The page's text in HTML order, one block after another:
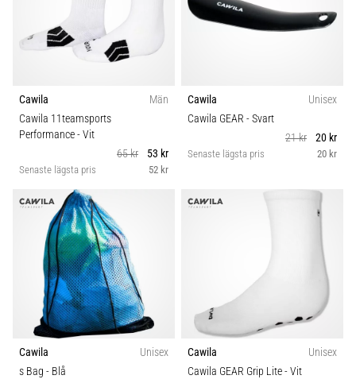
Cawila
Män
Cawila 11teamsports
Performance- Vit
65 kr
53 kr
Senaste lägsta pris 52 kr
Cawila
Unisex
Cawila GEAR - Svart
21 kr
20 kr
Senaste lägsta pris 20 kr
Cawila
Unisex
s Bag - Blå
Cawila
Unisex
Cawila GEAR Grip Lite- Vit